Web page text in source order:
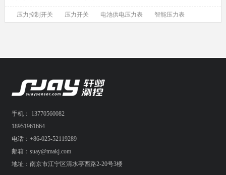
压力控制开关 压力开关 电池供电压力表 智能压力表
手机： 13770560082
18951961664
电话：+86-025-52119289
邮箱：suay@tmakj.com
地址：南京市江宁区清水亭西路2-20号3楼